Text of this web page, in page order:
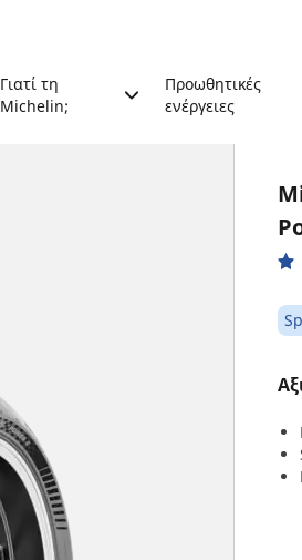
Γιατί τη
Michelin;
Προωθητικές
ενέργειες